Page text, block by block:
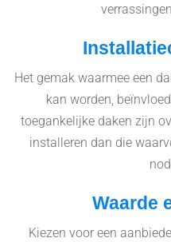
Het gemak waarmee een
kan worden,
toegankelijke daken zijn
installeren dan die
Waarde
Kiezen voor een